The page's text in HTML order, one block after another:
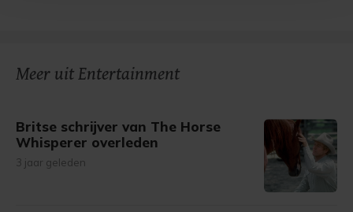
Meer uit Entertainment
Britse schrijver van The Horse
Whisperer overleden
3 jaar geleden